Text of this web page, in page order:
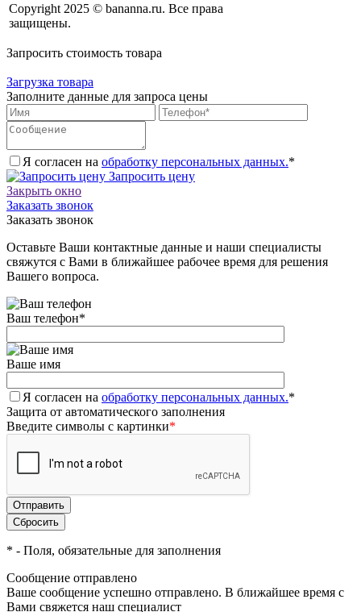
Copyright 2025 © bananna.ru. Все права
защищены.
Запросить стоимость товара
Загрузка товара
Заполните данные для запроса цены
Я согласен на обработку персональных данных.*
Запросить цену
Закрыть окно
Заказать звонок
Заказать звонок
Оставьте Ваши контактные данные и наши специалисты
свяжутся с Вами в ближайшее рабочее время для решения
Вашего вопроса.
Ваш телефон*
Ваше имя
Я согласен на обработку персональных данных.*
Защита от автоматического заполнения
Введите символы с картинки*
* - Поля, обязательные для заполнения
Сообщение отправлено
Ваше сообщение успешно отправлено. В ближайшее время с
Вами свяжется наш специалист